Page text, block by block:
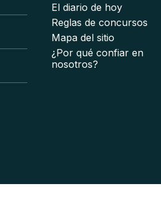
El diario de hoy
Reglas de concursos
Mapa del sitio
¿Por qué confiar en
nosotros?